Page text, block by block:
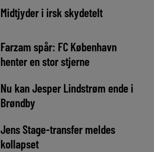
Midtjyder i irsk skydetelt
Farzam spår: FC København
henter en stor stjerne
Nu kan Jesper Lindstrøm ende i
Brøndby
Jens Stage-transfer meldes
kollapset